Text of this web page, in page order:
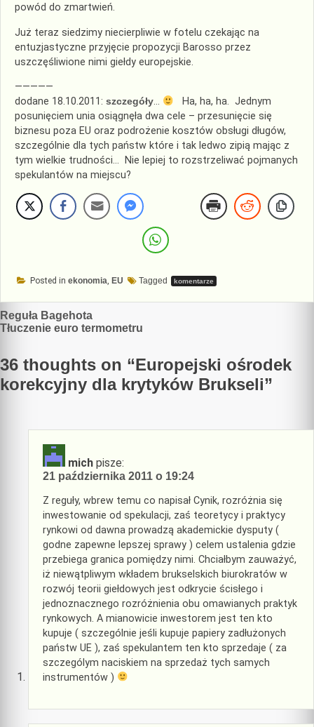
powód do zmartwień.
Już teraz siedzimy niecierpliwie w fotelu czekając na
entuzjastyczne przyjęcie propozycji Barosso przez
uszczęśliwione nimi giełdy europejskie.
—————
dodane 18.10.2011: szczegóły…
Ha, ha, ha. Jednym
posunięciem unia osiągnęła dwa cele – przesunięcie się
biznesu poza EU oraz podrożenie kosztów obsługi długów,
szczególnie dla tych państw które i tak ledwo zipią mając z
tym wielkie trudności… Nie lepiej to rozstrzeliwać pojmanych
spekulantów na miejscu?
Posted in ekonomia EU Tagged komentarze
Nawigacja
wpisu
Reguła Bagehota
Tłuczenie euro termometru
36 thoughts on “Europejski ośrodek
korekcyjny dla krytyków Brukseli”
mich pisze:
21 października 2011 o 19:24
Z reguły, wbrew temu co napisał Cynik, rozróżnia się
inwestowanie od spekulacji, zaś teoretycy i praktycy
rynkowi od dawna prowadzą akademickie dysputy (
godne zapewne lepszej sprawy ) celem ustalenia gdzie
przebiega granica pomiędzy nimi. Chciałbym zauważyć,
iż niewątpliwym wkładem brukselskich biurokratów w
rozwój teorii giełdowych jest odkrycie ścisłego i
jednoznacznego rozróżnienia obu omawianych praktyk
rynkowych. A mianowicie inwestorem jest ten kto
kupuje ( szczególnie jeśli kupuje papiery zadłużonych
państw UE ), zaś spekulantem ten kto sprzedaje ( za
szczególym naciskiem na sprzedaż tych samych
instrumentów )